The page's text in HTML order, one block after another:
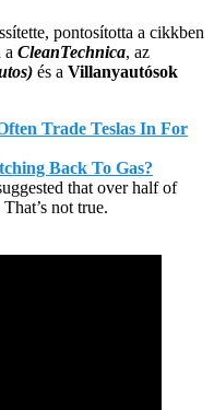
pontosította a cikkben
a CleanTechnica, az
és a Villanyautósok
Trade Teslas In For
Back To Gas?
that over half of
not true.